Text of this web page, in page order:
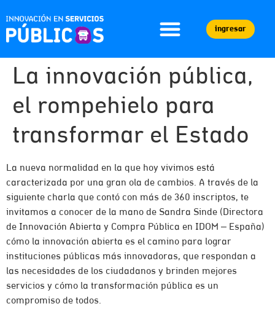
ingresar
La innovación pública,
el rompehielo para
transformar el Estado
La nueva normalidad en la que hoy vivimos está
caracterizada por una gran ola de cambios. A través de la
siguiente charla que contó con más de 360 inscriptos, te
invitamos a conocer de la mano de Sandra Sinde (Directora
de Innovación Abierta y Compra Pública en IDOM – España)
cómo la innovación abierta es el camino para lograr
instituciones públicas más innovadoras, que respondan a
las necesidades de los ciudadanos y brinden mejores
servicios y cómo la transformación pública es un
compromiso de todos.